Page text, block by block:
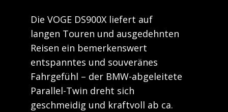
Die VOGE DS900X liefert auf
langen Touren und ausgedehnten
Reisen ein bemerkenswert
entspanntes und souveränes
Fahrgefühl – der BMW-abgeleitete
Parallel-Twin dreht sich
geschmeidig und kraftvoll ab ca.